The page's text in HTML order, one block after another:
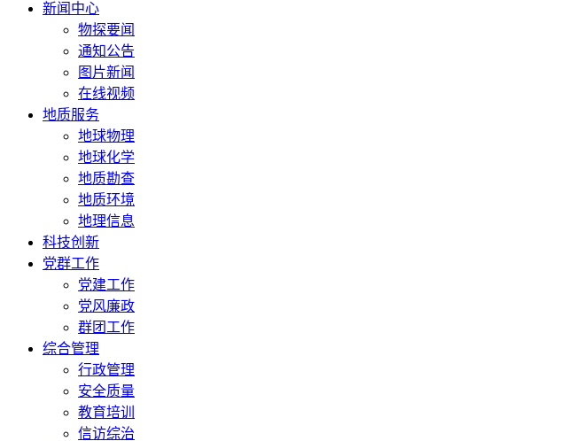
新闻中心
物探要闻
通知公告
图片新闻
在线视频
地质服务
地球物理
地球化学
地质勘查
地质环境
地理信息
科技创新
党群工作
党建工作
党风廉政
群团工作
综合管理
行政管理
安全质量
教育培训
信访综治